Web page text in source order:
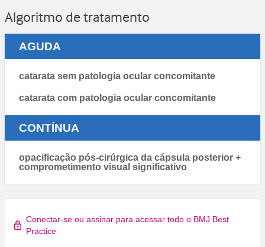
Algoritmo de tratamento
AGUDA
catarata sem patologia ocular concomitante
catarata com patologia ocular concomitante
CONTÍNUA
opacificação pós-cirúrgica da cápsula posterior +
comprometimento visual significativo
Conectar-se ou assinar para acessar todo o BMJ Best
Practice